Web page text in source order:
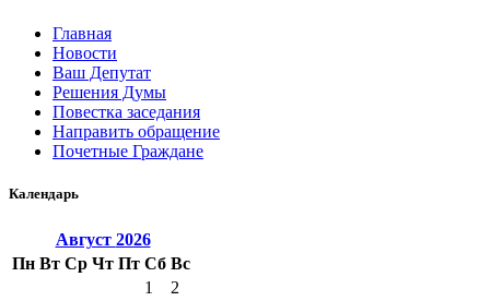
Главная
Новости
Ваш Депутат
Решения Думы
Повестка заседания
Направить обращение
Почетные Граждане
Календарь
Август 2026
Пн Вт Ср Чт Пт Сб Вс
1
2